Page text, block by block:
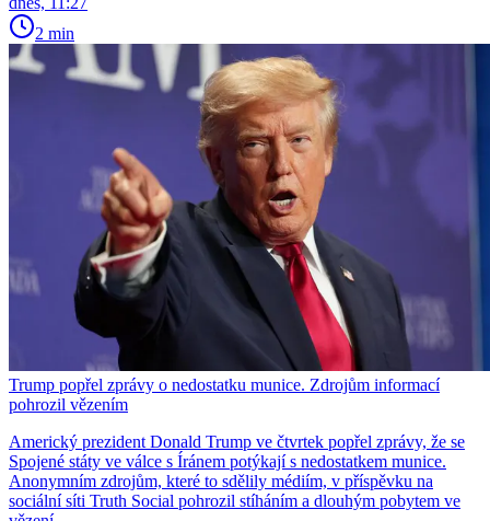
2 min
Trump popřel zprávy o nedostatku munice. Zdrojům informací
pohrozil vězením
Americký prezident Donald Trump ve čtvrtek popřel zprávy, že se
Spojené státy ve válce s Íránem potýkají s nedostatkem munice.
Anonymním zdrojům, které to sdělily médiím, v příspěvku na
sociální síti Truth Social pohrozil stíháním a dlouhým pobytem ve